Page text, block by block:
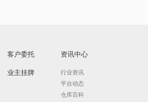
客户委托
业主挂牌
资讯中心
行业资讯
平台动态
仓库百科